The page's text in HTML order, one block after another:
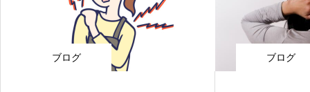
ブログ ブログ